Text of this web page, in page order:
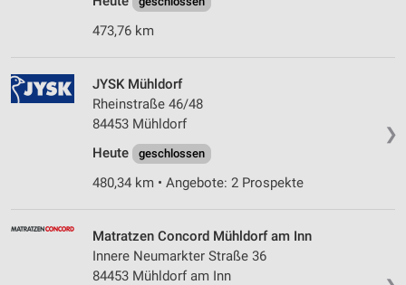
473,76 km
❯
JYSK Mühldorf
Rheinstraße 46/48
84453 Mühldorf
Heute
geschlossen
480,34 km • Angebote: 2 Prospekte
Matratzen Concord Mühldorf am Inn
Innere Neumarkter Straße 36
84453 Mühldorf am Inn